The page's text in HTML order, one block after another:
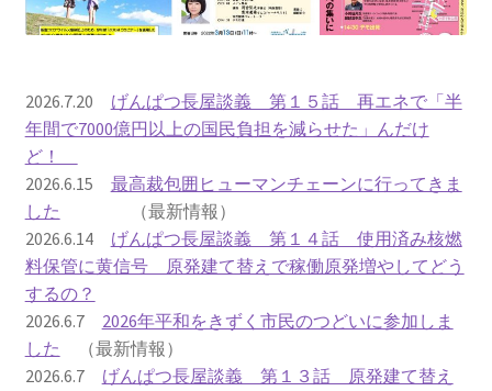
2016.1.31 日本と原発上映会＆講演会
き 集会
2017.3.12 第6回原発ゼロへのカウントダウンinかわさ
き 集会
2018.3.11 第７回原発ゼロへのカウントダウンinかわ
さき集会
2019.3.10 第8回 原発ゼロへのカウントダウンinかわ
さき 集会
2026.7.20 げんぱつ長屋談義 第１５話 再エネで「半
年間で7000億円以上の国民負担を減らせた」んだけ
ど！
2026.6.15 最高裁包囲ヒューマンチェーンに行ってきま
した （最新情報）
2026.6.14 げんぱつ長屋談義 第１４話 使用済み核燃
料保管に黄信号 原発建て替えで稼働原発増やしてどう
するの？
2026.6.7 2026年平和をきずく市民のつどいに参加しま
した （最新情報）
2026.6.7 げんぱつ長屋談義 第１３話 原発建て替え